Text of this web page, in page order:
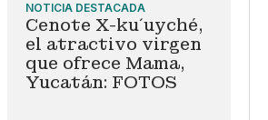
NOTICIA DESTACADA
Cenote X-ku´uyché,
el atractivo virgen
que ofrece Mama,
Yucatán: FOTOS